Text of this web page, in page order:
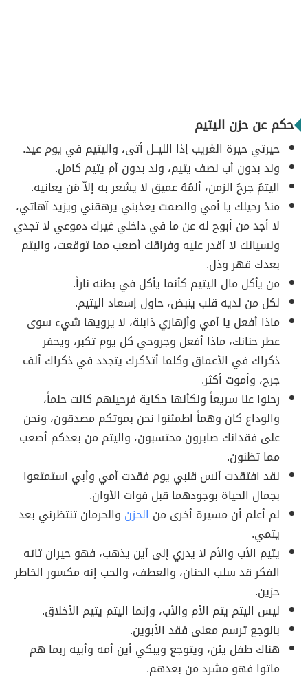
حكم عن حزن اليتيم
حيرتي حيرة الغريب إذا الليــل أتى، واليتيم في يوم عيد.
ولد بدون أب نصف يتيم، ولد بدون أم يتيم كامل.
اليتمُ جرحُ الزمن، ألمُهُ عميق لا يشعر به إلاّ مَن يعانيه.
منذ رحيلك يا أمي والصمت يعذبني يرهقني ويزيد آهاتي،
لا أجد من أبوح له عن ما في داخلي غيرك دموعي لا تجدي
ونسيانك لا أقدر عليه وفراقك أصعب مما توقعت، واليتم
بعدك قهر وذل.
من يأكل مال اليتيم كأنما يأكل في بطنه ناراً.
لكل من لديه قلب ينبض، حاول إسعاد اليتيم.
ماذا أفعل يا أمي وأزهاري ذابلة، لا يرويها شيء سوى
عطر حنانك، ماذا أفعل وجروحي كل يوم تكبر، ويحفر
ذكراك في الأعماق وكلما أتذكرك يتجدد في ذكراك ألف
جرح، وأموت أكثر.
رحلوا عنا سريعاً ولكأنها حكاية فرحيلهم كانت حلماً،
والوداع كان وهماً اطمئنوا نحن بموتكم مصدقون، ونحن
على فقدانك صابرون محتسبون، واليتم من بعدكم أصعب
مما تظنون.
لقد افتقدت أنس قلبي يوم فقدت أمي وأبي استمتعوا
بجمال الحياة بوجودهما قبل فوات الأوان.
لم أعلم أن مسيرة أخرى من الحزن والحرمان تنتظرني بعد
يتمي.
يتيم الأب والأم لا يدري إلى أين يذهب، فهو حيران تائه
الفكر قد سلب الحنان، والعطف، والحب إنه مكسور الخاطر
حزين.
ليس اليتم يتم الأم والأب، وإنما اليتم يتيم الأخلاق.
بالوجع ترسم معنى فقد الأبوين.
هناك طفل يئن، ويتوجع ويبكي أين أمه وأبيه ربما هم
ماتوا فهو مشرد من بعدهم.